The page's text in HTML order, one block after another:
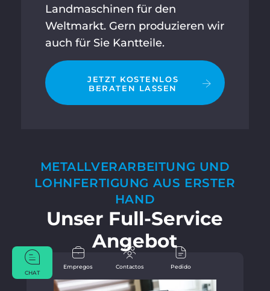
Empregos Contactos
Pedido
CHAT
Landmaschinen für den
Weltmarkt. Gern produzieren wir
auch für Sie Kantteile.
JETZT KOSTENLOS
BERATEN LASSEN
METALLVERARBEITUNG UND
LOHNFERTIGUNG AUS ERSTER
HAND
Unser Full-Service
Angebot